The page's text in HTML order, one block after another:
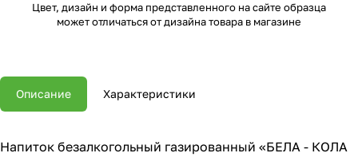
Цвет, дизайн и форма представленного на сайте образца
может отличаться от дизайна товара в магазине
Описание Характеристики
Напиток безалкогольный газированный «БЕЛА - КОЛА